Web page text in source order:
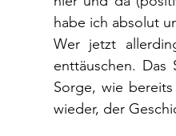
habe ich absolut
Wer jetzt
enttäuschen.
Sorge, wie
wieder, der